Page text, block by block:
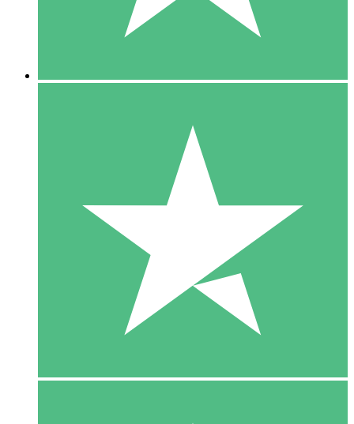
10 Descargas
20 00